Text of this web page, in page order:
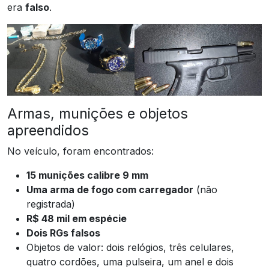
era falso.
Armas, munições e objetos
apreendidos
No veículo, foram encontrados:
15 munições calibre 9 mm
Uma arma de fogo com carregador (não
registrada)
R$ 48 mil em espécie
Dois RGs falsos
Objetos de valor: dois relógios, três celulares,
quatro cordões, uma pulseira, um anel e dois